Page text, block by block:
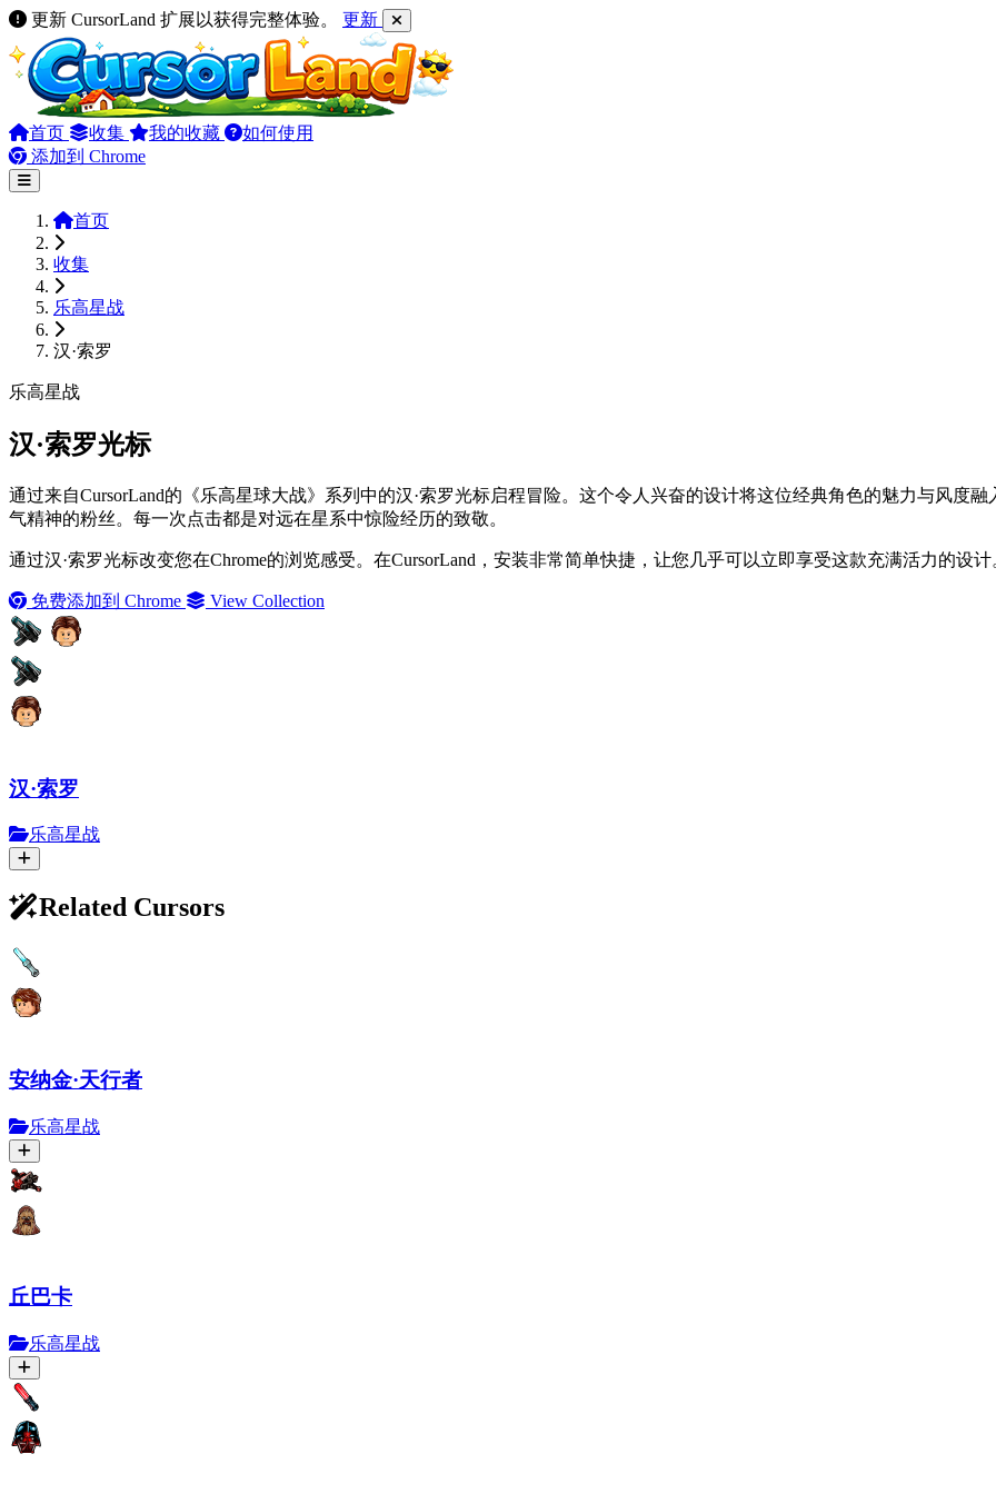
更新 CursorLand 扩展以获得完整体验。 更新
首页 收集 我的收藏
如何使用
添加到 Chrome
首页
收集
乐高星战
汉·索罗
乐高星战
汉·索罗光标
通过来自CursorLand的《乐高星球大战》系列中的汉·索罗光标启程冒险。这个令人兴奋的设计将这位经典角色的魅力与风度
气精神的粉丝。每一次点击都是对远在星系中惊险经历的致敬。
通过汉·索罗光标改变您在Chrome的浏览感受。在CursorLand，安装非常简单快捷，让您几乎可以立即享受这款充满活力的设计
免费添加到 Chrome View Collection
汉·索罗
乐高星战
Related Cursors
安纳金·天行者
乐高星战
丘巴卡
乐高星战